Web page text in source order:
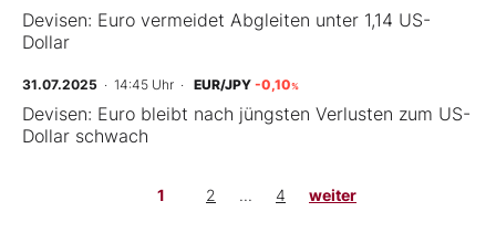
Devisen: Euro vermeidet Abgleiten unter 1,14 US-
Dollar
31.07.2025 · 14:45 Uhr · EUR/JPY -0,10%
Devisen: Euro bleibt nach jüngsten Verlusten zum US-
Dollar schwach
1 2 ... 4 weiter